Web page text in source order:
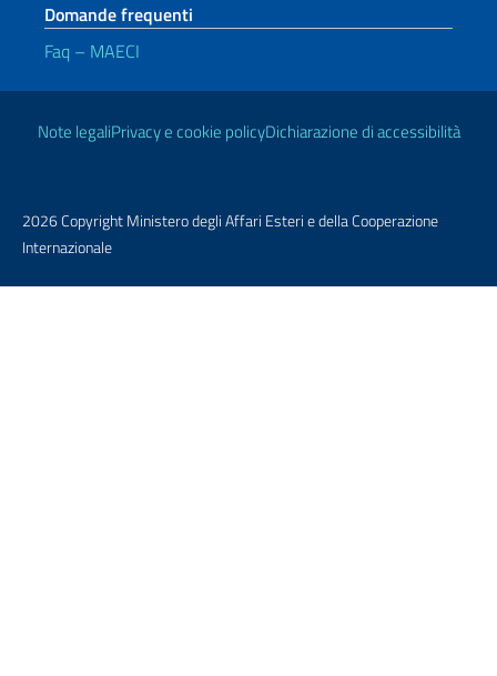
Domande frequenti
Faq – MAECI
Link Utili
Note legaliPrivacy e cookie policyDichiarazione di accessibilità
2026 Copyright Ministero degli Affari Esteri e della Cooperazione
Internazionale